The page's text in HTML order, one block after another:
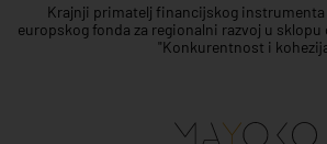
Krajnji primatelj financijskog
europskog fonda za regionalni razvoj u
"Konkurentnost i